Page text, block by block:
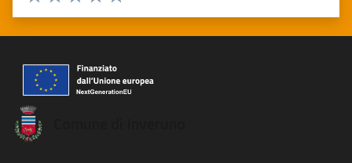
Valuta 5 stelle su 5
Valuta 4 stelle su 5
Valuta 3 stelle su 5
Valuta 2 stelle su 5
Valuta 1 stelle su 5